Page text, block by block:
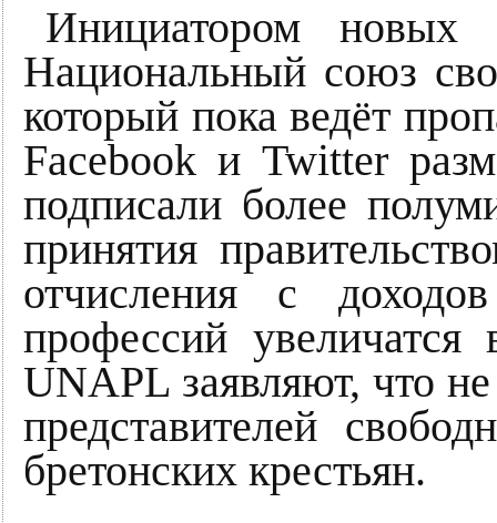
Инициатором новых
Национальный союз
который пока ведёт
Facebook и Twitter
подписали более
принятия
отчисления с
профессий увеличатся
UNAPL заявляют, что
представителей
бретонских крестьян.